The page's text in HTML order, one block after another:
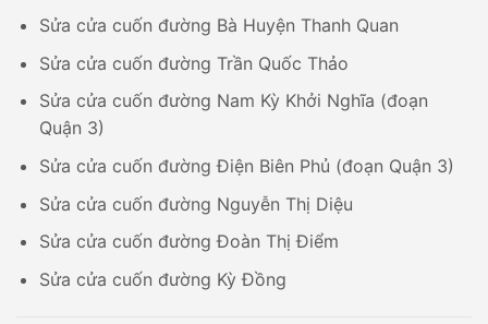
Sửa cửa cuốn đường Bà Huyện Thanh Quan
Sửa cửa cuốn đường Trần Quốc Thảo
Sửa cửa cuốn đường Nam Kỳ Khởi Nghĩa (đoạn
Quận 3)
Sửa cửa cuốn đường Điện Biên Phủ (đoạn Quận 3)
Sửa cửa cuốn đường Nguyễn Thị Diệu
Sửa cửa cuốn đường Đoàn Thị Điểm
Sửa cửa cuốn đường Kỳ Đồng